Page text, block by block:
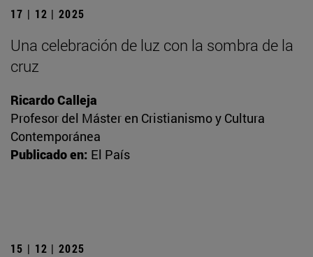
17 | 12 | 2025
Una celebración de luz con la sombra de la
cruz
Ricardo Calleja
Profesor del Máster en Cristianismo y Cultura
Contemporánea
Publicado en: El País
15 | 12 | 2025